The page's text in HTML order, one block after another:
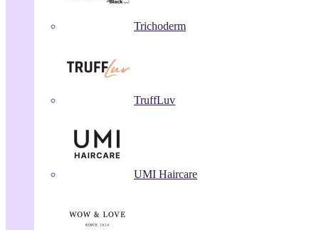
Trichoderm
TruffLuv
UMI Haircare